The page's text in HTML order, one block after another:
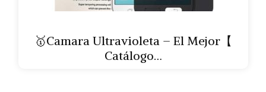
🥇Camara Ultravioleta – El Mejor【
Catálogo…